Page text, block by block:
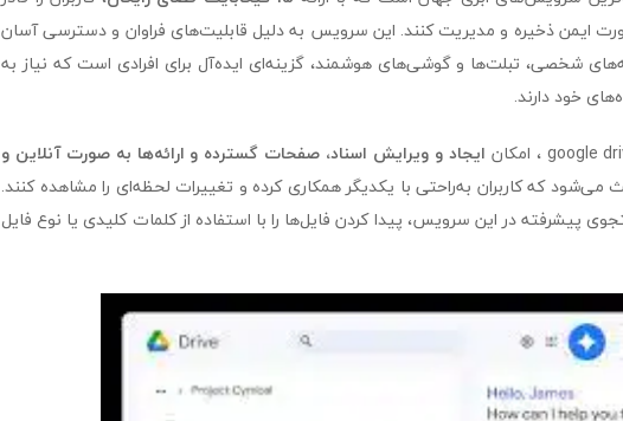
ایمن ذخیره و مدیریت کنند. این سرویس به دلیل قابلیت‌های فراوان و دسترسی آسان
شخصی، تبلت‌ها و گوشی‌های هوشمند، گزینه‌ای ایده‌آل برای افرادی است که نیاز به
خود دارند.
ایجاد و ویرایش اسناد، صفحات گسترده و ارائه‌ها به صورت آنلاین و
می‌شود که کاربران به‌راحتی با یکدیگر همکاری کرده و تغییرات لحظه‌ای را مشاهده کنند.
پیشرفته در این سرویس، پیدا کردن فایل‌ها را با استفاده از کلمات کلیدی یا نوع فایل